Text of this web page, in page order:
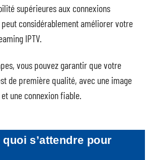
supérieures aux connexions
considérablement améliorer votre
IPTV.
vous pouvez garantir que votre
de première qualité, avec une image
une connexion fiable.
quoi s’attendre pour